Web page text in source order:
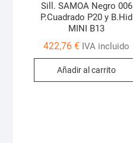
Sill. SAMOA Negro 006
P.Cuadrado P20 y B.Hid
MINI B13
422,76€ IVA incluido
Añadir al carrito